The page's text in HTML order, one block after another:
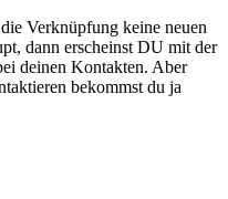
Verknüpfung keine neuen
dann erscheinst DU mit der
deinen Kontakten. Aber
bekommst du ja